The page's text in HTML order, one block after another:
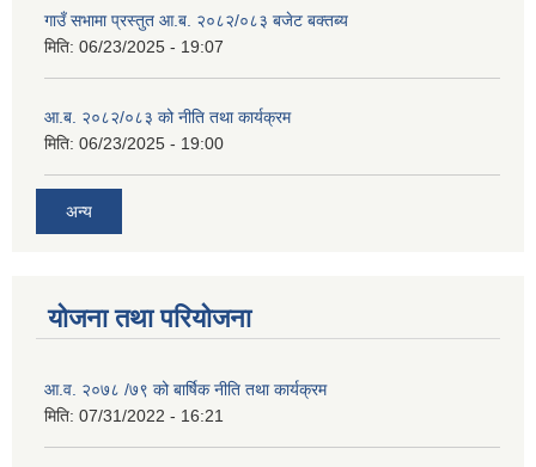
गाउँ सभामा प्रस्तुत आ.ब. २०८२/०८३ बजेट बक्तब्य
मिति: 06/23/2025 - 19:07
आ.ब. २०८२/०८३ को नीति तथा कार्यक्रम
मिति: 06/23/2025 - 19:00
अन्य
योजना तथा परियोजना
आ.व. २०७८ /७९ को बार्षिक नीति तथा कार्यक्रम
मिति: 07/31/2022 - 16:21